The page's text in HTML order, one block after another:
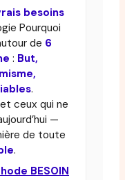
besoins
Pourquoi
de 6
: But,
.
ceux qui ne
—
de toute
.
BESOIN